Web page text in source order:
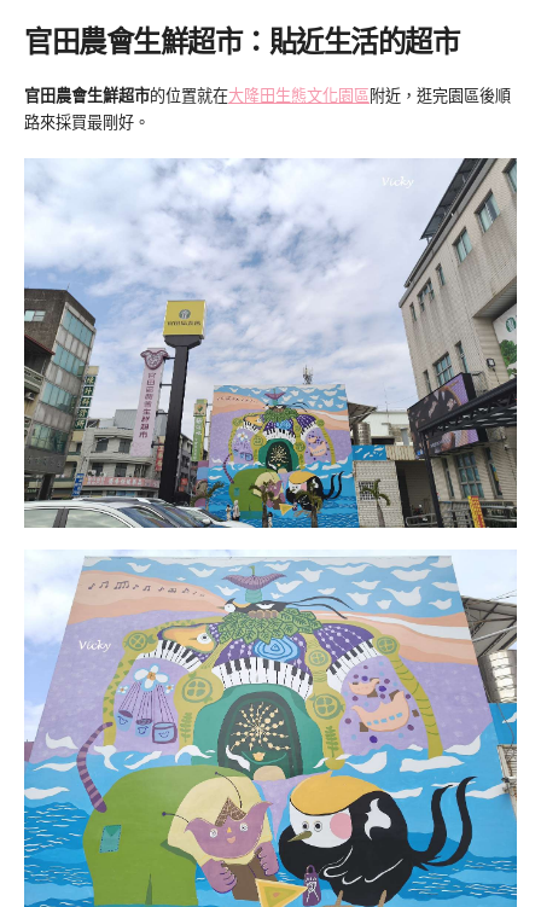
官田農會生鮮超市：貼近生活的超市
官田農會生鮮超市的位置就在大隆田生態文化園區附近，逛完園區後順
路來採買最剛好。